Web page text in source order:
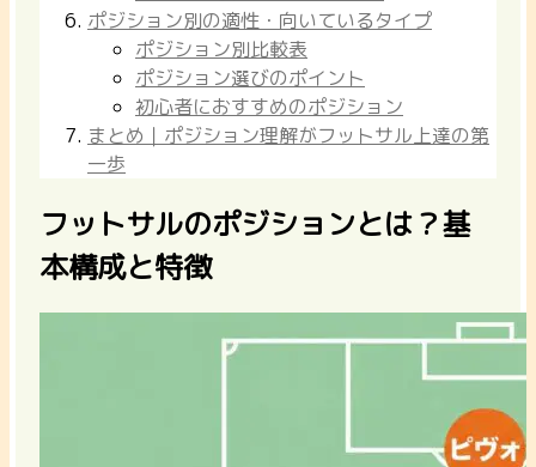
ポジション別の適性・向いているタイプ
ポジション別比較表
ポジション選びのポイント
初心者におすすめのポジション
まとめ｜ポジション理解がフットサル上達の第
一歩
フットサルのポジションとは？基
本構成と特徴